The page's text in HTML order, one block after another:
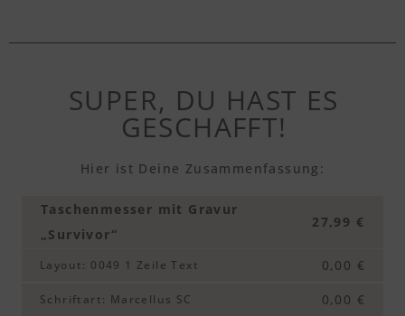
Textvorschau
SUPER, DU HAST ES
GESCHAFFT!
Hier ist Deine Zusammenfassung:
Taschenmesser mit Gravur
„Survivor“
27,99 €
Layout: 0049 1 Zeile Text 0,00 €
Schriftart: Marcellus SC 0,00 €